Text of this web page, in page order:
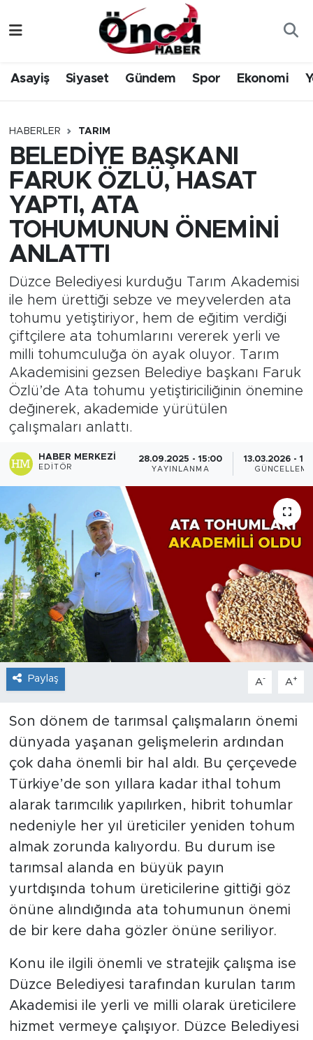
Asayiş Siyaset Gündem Spor Ekonomi
HABERLER TARIM
BELEDİYE BAŞKANI
FARUK ÖZLÜ, HASAT
YAPTI, ATA
TOHUMUNUN ÖNEMİNİ
ANLATTI
Düzce Belediyesi kurduğu Tarım Akademisi
ile hem ürettiği sebze ve meyvelerden ata
tohumu yetiştiriyor, hem de eğitim verdiği
çiftçilere ata tohumlarını vererek yerli ve
milli tohumculuğa ön ayak oluyor. Tarım
Akademisini gezsen Belediye başkanı Faruk
Özlü’de Ata tohumu yetiştiriciliğinin önemine
değinerek, akademide yürütülen
çalışmaları anlattı.
HABER MERKEZI
EDITÖR
28.09.2025 - 15:00
YAYINLANMA
13.03.2026 -
GÜNCELLEME
Paylaş A- A+
Son dönem de tarımsal çalışmaların önemi
dünyada yaşanan gelişmelerin ardından
çok daha önemli bir hal aldı. Bu çerçevede
Türkiye’de son yıllara kadar ithal tohum
alarak tarımcılık yapılırken, hibrit tohumlar
nedeniyle her yıl üreticiler yeniden tohum
almak zorunda kalıyordu. Bu durum ise
tarımsal alanda en büyük payın
yurtdışında tohum üreticilerine gittiği göz
önüne alındığında ata tohumunun önemi
de bir kere daha gözler önüne seriliyor.
Konu ile ilgili önemli ve stratejik çalışma ise
Düzce Belediyesi tarafından kurulan tarım
Akademisi ile yerli ve milli olarak üreticilere
hizmet vermeye çalışıyor. Düzce Belediyesi
Gündem
Spor
Siyaset
Yerel Haber
Öncü TV İzle
Düzce Nöbetçi Eczaneler
Düzce Hava Durumu
Düzce Trafik Yoğunluk Haritası
Süper Lig Puan Durumu ve Fikstür
Tüm Manşetler
Haber Arşivi